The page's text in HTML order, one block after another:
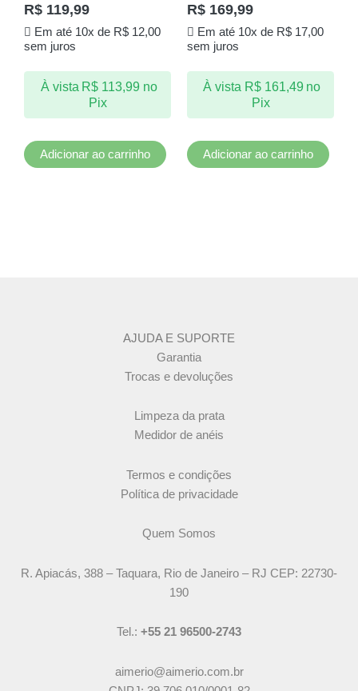
R$ 119,99
Em até 10x de R$12,00
sem juros
À vista R$ 113,99 no
Pix
Adicionar ao carrinho
R$ 169,99
Em até 10x de R$17,00
sem juros
À vista R$161,49 no
Pix
Adicionar ao carrinho
AJUDA E SUPORTE
Garantia
Trocas e devoluções
Limpeza da prata
Medidor de anéis
Termos e condições
Política de privacidade
Quem Somos
R. Apiacás, 388 – Taquara, Rio de Janeiro – RJ CEP: 22730-
190
Tel.: +55 21 96500-2743
aimerio@aimerio.com.br